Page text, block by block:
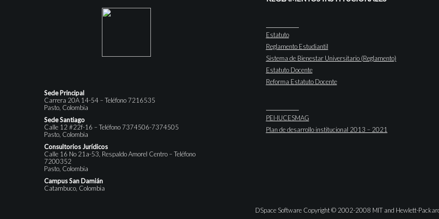
Sede Principal
Carrera 20A 14-54 – Teléfono 7216535
Pasto, Colombia
Sede Santiago
Calle 12 #22f-16 – Teléfono 7374506-7374505
Pasto, Colombia
Consultorios Jurídicos
Calle 16 No 21a-53, Respaldo Amorel Centro – Teléfono
7200352
Pasto, Colombia
Campus San Damián
Catambuco, Colombia
Estatuto
Reglamento Estudiantil
Sistema de Bienestar Universitario (Reglamento)
Estatuto Docente
Reforma Estatuto Docente
PEI-IUCESMAG
Plan de desarrollo institucional 2013 – 2021
DSpace Software Copyright © 2002-2008 MIT and Hewlett-